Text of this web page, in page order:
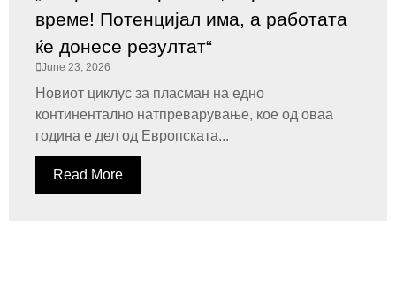
време! Потенцијал има, а работата
ќе донесе резултат“
June 23, 2026
Новиот циклус за пласман на едно
континентално натпреварување, кое од оваа
година е дел од Европската...
Read More